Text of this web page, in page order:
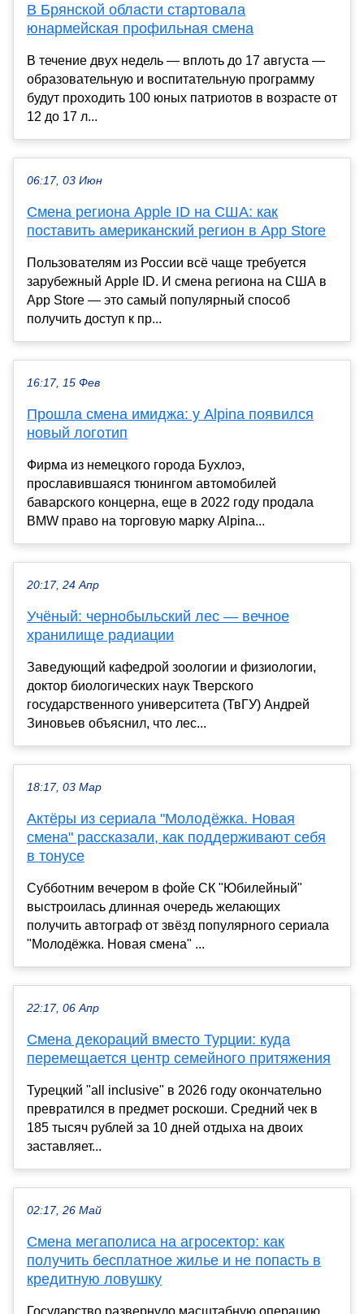
В Брянской области стартовала
юнармейская профильная смена
В течение двух недель — вплоть до 17 августа —
образовательную и воспитательную программу
будут проходить 100 юных патриотов в возрасте от
12 до 17 л...
06:17, 03 Июн
Смена региона Apple ID на США: как
поставить американский регион в App Store
Пользователям из России всё чаще требуется
зарубежный Apple ID. И смена региона на США в
App Store — это самый популярный способ
получить доступ к пр...
16:17, 15 Фев
Прошла смена имиджа: у Alpina появился
новый логотип
Фирма из немецкого города Бухлоэ,
прославившаяся тюнингом автомобилей
баварского концерна, еще в 2022 году продала
BMW право на торговую марку Alpina...
20:17, 24 Апр
Учёный: чернобыльский лес — вечное
хранилище радиации
Заведующий кафедрой зоологии и физиологии,
доктор биологических наук Тверского
государственного университета (ТвГУ) Андрей
Зиновьев объяснил, что лес...
18:17, 03 Мар
Актёры из сериала "Молодёжка. Новая
смена" рассказали, как поддерживают себя
в тонусе
Субботним вечером в фойе СК "Юбилейный"
выстроилась длинная очередь желающих
получить автограф от звёзд популярного сериала
"Молодёжка. Новая смена" ...
22:17, 06 Апр
Смена декораций вместо Турции: куда
перемещается центр семейного притяжения
Турецкий "all inclusive" в 2026 году окончательно
превратился в предмет роскоши. Средний чек в
185 тысяч рублей за 10 дней отдыха на двоих
заставляет...
02:17, 26 Май
Смена мегаполиса на агросектор: как
получить бесплатное жилье и не попасть в
кредитную ловушку